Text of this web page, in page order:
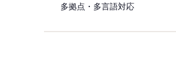
多拠点・多言語対応